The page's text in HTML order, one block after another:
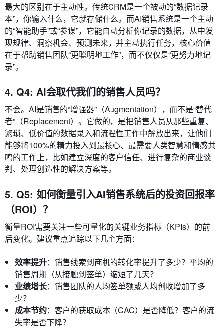
最大的区别在于主动性。传统CRM是一个被动的“数据记录
本”，你输入什么，它就存储什么。而AI销售系统是一个主动
的“智能助手”或“参谋”，它能自动分析你记录的数据，从中发
现规律、洞察机会、预测未来，并主动执行任务，核心价值
在于帮助销售团队“更聪明地工作”，而不仅仅是“更努力地记
录”。
4. Q4: AI会取代我们的销售人员吗？
不会。AI是销售的“增强器”（Augmentation），而不是“替代
者”（Replacement）。它做的，是把销售人员从那些重复、
繁琐、低价值的数据录入和流程性工作中解放出来，让他们
能够将100%的精力投入到最核心、最需要人类智慧和情感共
鸣的工作上，比如建立深度的客户信任、进行复杂的商业谈
判、处理创造性的解决方案等。
5. Q5: 如何衡量引入AI销售系统后的投资回报率
（ROI）？
衡量ROI需要关注一些可量化的关键业务指标（KPIs）的前
后变化。建议重点追踪以下几个方面：
效率提升：销售线索到商机的转化率提升了多少？平均的
销售周期（从接触到签单）缩短了几天？
业绩增长：销售团队的人均签单额或人均创收增加了多
少？
成本节约：客户的获取成本（CAC）是否降低？客户的流
失率是否下降？